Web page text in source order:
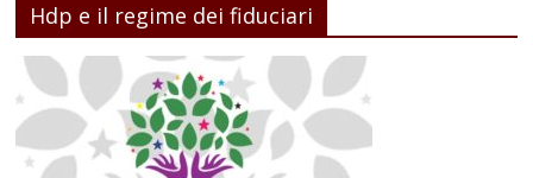
Hdp e il regime dei fiduciari